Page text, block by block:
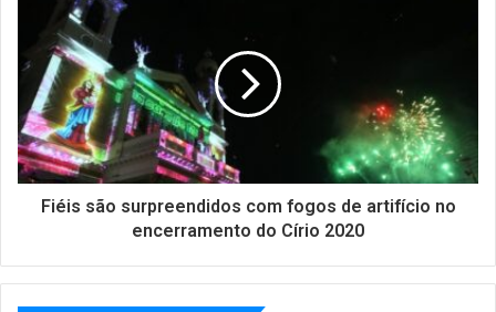
Fiéis são surpreendidos com fogos de artifício no
encerramento do Círio 2020